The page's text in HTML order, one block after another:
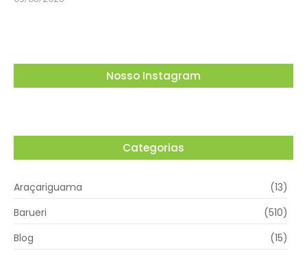
Nosso Instagram
Categorias
Araçariguama
(13)
Barueri
(510)
Blog
(15)